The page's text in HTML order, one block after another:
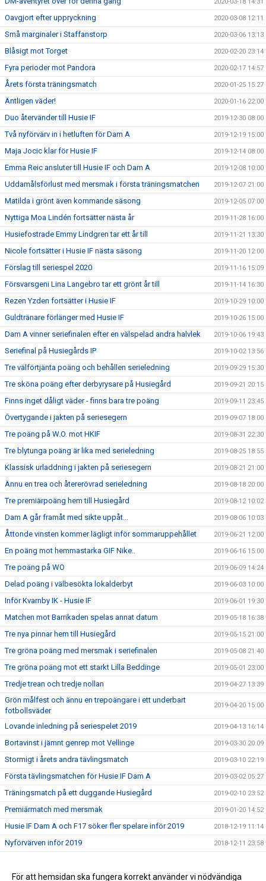
Oavgjort efter uppryckning 2020-03-08 12:11
Små marginaler i Staffanstorp 2020-03-06 13:13
Blåsigt mot Torget 2020-02-20 23:14
Fyra perioder mot Pandora 2020-02-17 14:57
Årets första träningsmatch 2020-01-25 15:27
Äntligen väder! 2020-01-16 22:00
Duo återvänder till Husie IF 2019-12-30 08:00
Två nyförvärv in i hetluften för Dam A 2019-12-19 15:00
Maja Jocic klar för Husie IF 2019-12-14 08:00
Emma Reic ansluter till Husie IF och Dam A 2019-12-08 10:00
Uddamålsförlust med mersmak i första träningsmatchen 2019-12-07 21:00
Matilda i grönt även kommande säsong 2019-12-05 07:00
Nyttiga Moa Lindén fortsätter nästa år 2019-11-28 16:00
Husiefostrade Emmy Lindgren tar ett år till 2019-11-21 13:30
Nicole fortsätter i Husie IF nästa säsong 2019-11-20 12:00
Förslag till seriespel 2020 2019-11-16 15:09
Försvarsgeni Lina Langebro tar ett grönt år till 2019-11-14 16:30
Rezen Yzden fortsätter i Husie IF 2019-10-29 10:00
Guldtränare förlänger med Husie IF 2019-10-26 15:00
Dam A vinner seriefinalen efter en välspelad andra halvlek 2019-10-06 19:43
Seriefinal på Husiegårds IP 2019-10-02 13:56
Tre välförtjänta poäng och behållen serieledning 2019-09-29 15:30
Tre sköna poäng efter derbyrysare på Husiegård 2019-09-21 20:15
Finns inget dåligt väder - finns bara tre poäng 2019-09-11 23:45
Övertygande i jakten på seriesegern 2019-09-07 18:00
Tre poäng på W.O. mot HKIF 2019-08-31 22:30
Tre blytunga poäng är lika med serieledning 2019-08-25 18:55
Klassisk urladdning i jakten på seriesegern 2019-08-21 21:00
Ännu en trea och återerövrad serieledning 2019-08-18 20:00
Tre premiärpoäng hem till Husiegård 2019-08-12 10:02
Dam A går framåt med sikte uppåt... 2019-08-06 10:03
Åttonde vinsten kommer lägligt inför sommaruppehållet 2019-06-21 12:00
En poäng mot hemmastarka GIF Nike.. 2019-06-16 15:00
Tre poäng på WO 2019-06-09 14:24
Delad poäng i välbesökta lokalderbyt 2019-06-03 10:00
Inför Kvarnby IK - Husie IF 2019-06-01 19:30
Matchen mot Barrikaden spelas annat datum 2019-05-18 16:38
Tre nya pinnar hem till Husiegård 2019-05-15 21:00
Tre gröna poäng med mersmak i seriefinalen 2019-05-08 21:40
Tre gröna poäng mot ett starkt Lilla Beddinge 2019-05-01 23:00
Tredje trean och tredje nollan 2019-04-27 13:39
Grön målfest och ännu en trepoängare i ett underbart
fotbollsväder
2019-04-20 15:00
Lovande inledning på seriespelet 2019 2019-04-13 16:14
Bortavinst i jämnt genrep mot Vellinge 2019-03-30 20:09
Stormigt i årets andra tävlingsmatch 2019-03-10 22:19
Första tävlingsmatchen för Husie IF Dam A 2019-03-02 05:27
Träningsmatch på ett duggande Husiegård 2019-02-10 23:52
Premiärmatch med mersmak 2019-01-20 14:52
Husie IF Dam A och F17 söker fler spelare inför 2019 2018-12-19 11:14
Nyförvärven inför 2019 2018-12-11 23:58
2018-10-25 07:50
För att hemsidan ska fungera korrekt använder vi nödvändiga